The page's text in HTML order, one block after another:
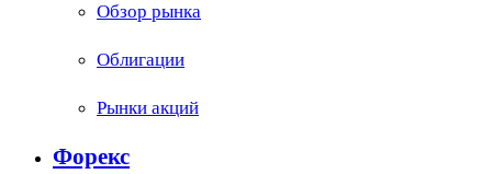
Обзор рынка
Облигации
Рынки акций
Форекс